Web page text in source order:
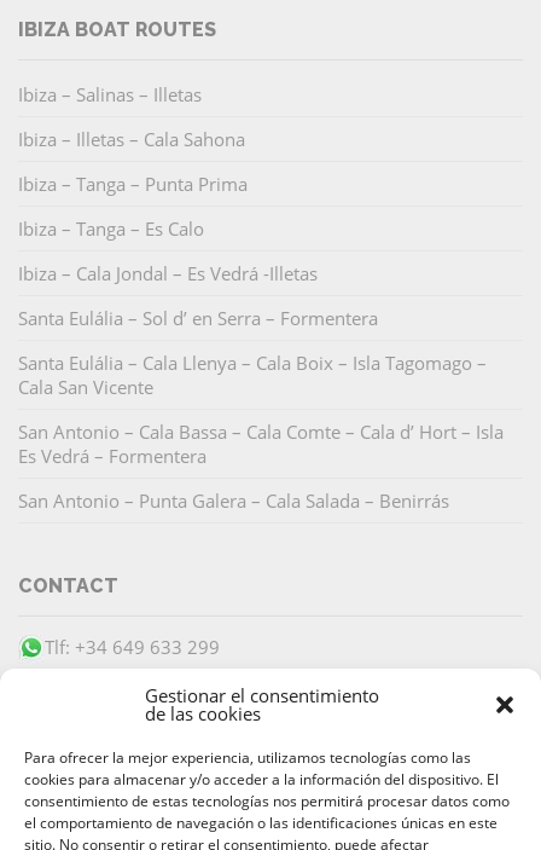
Gestionar el consentimiento
de las cookies
Para ofrecer la mejor experiencia, utilizamos tecnologías como las
cookies para almacenar y/o acceder a la información del dispositivo. El
consentimiento de estas tecnologías nos permitirá procesar datos como
el comportamiento de navegación o las identificaciones únicas en este
sitio. No consentir o retirar el consentimiento, puede afectar
IBIZA BOAT ROUTES
Ibiza – Salinas – Illetas
Ibiza – Illetas – Cala Sahona
Ibiza – Tanga – Punta Prima
Ibiza – Tanga – Es Calo
Ibiza – Cala Jondal – Es Vedrá -Illetas
Santa Eulália – Sol d’ en Serra – Formentera
Santa Eulália – Cala Llenya – Cala Boix – Isla Tagomago –
Cala San Vicente
San Antonio – Cala Bassa – Cala Comte – Cala d’ Hort – Isla
Es Vedrá – Formentera
San Antonio – Punta Galera – Cala Salada – Benirrás
CONTACT
Tlf: +34 649 633 299
SECURE PAYMENT